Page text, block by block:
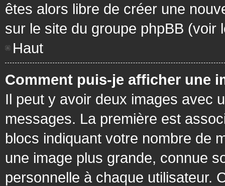
êtes alors libre de créer une
sur le site du groupe phpBB (voir
Haut
Comment puis-je afficher une
Il peut y avoir deux images avec
messages. La première est
blocs indiquant votre nombre de
une image plus grande, connue
personnelle à chaque utilisateur.